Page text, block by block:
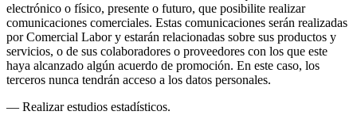
electrónico o físico, presente o futuro, que posibilite realizar
comunicaciones comerciales. Estas comunicaciones serán realizadas
por Comercial Labor y estarán relacionadas sobre sus productos y
servicios, o de sus colaboradores o proveedores con los que este
haya alcanzado algún acuerdo de promoción. En este caso, los
terceros nunca tendrán acceso a los datos personales.
— Realizar estudios estadísticos.